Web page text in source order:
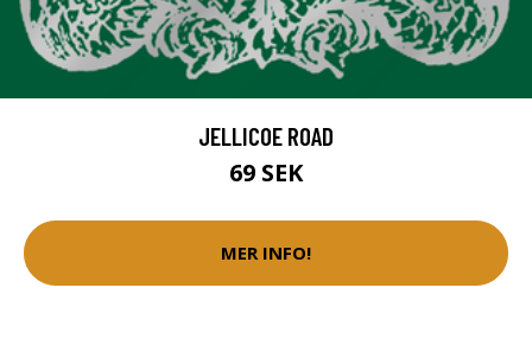
JELLICOE ROAD
69 SEK
MER INFO!